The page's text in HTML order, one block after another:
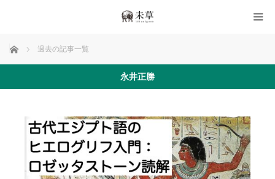
ホーム 過去の記事一覧
永井正勝